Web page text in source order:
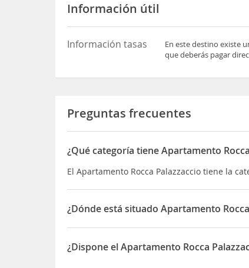
Información útil
Información tasas
En este destino existe
que deberás pagar
Preguntas frecuentes
¿Qué categoría tiene Apartamento
El Apartamento Rocca Palazzaccio tiene la
¿Dónde está situado Apartamento
El Apartamento Rocca Palazzaccio está
¿Dispone el Apartamento Rocca